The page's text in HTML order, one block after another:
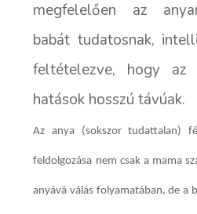
megfelelően az
babát tudatosnak,
feltételezve, hogy
hatások hosszú távúak.
Az anya (sokszor tudattalan)
feldolgozása nem csak a mama
anyává válás folyamatában, de a